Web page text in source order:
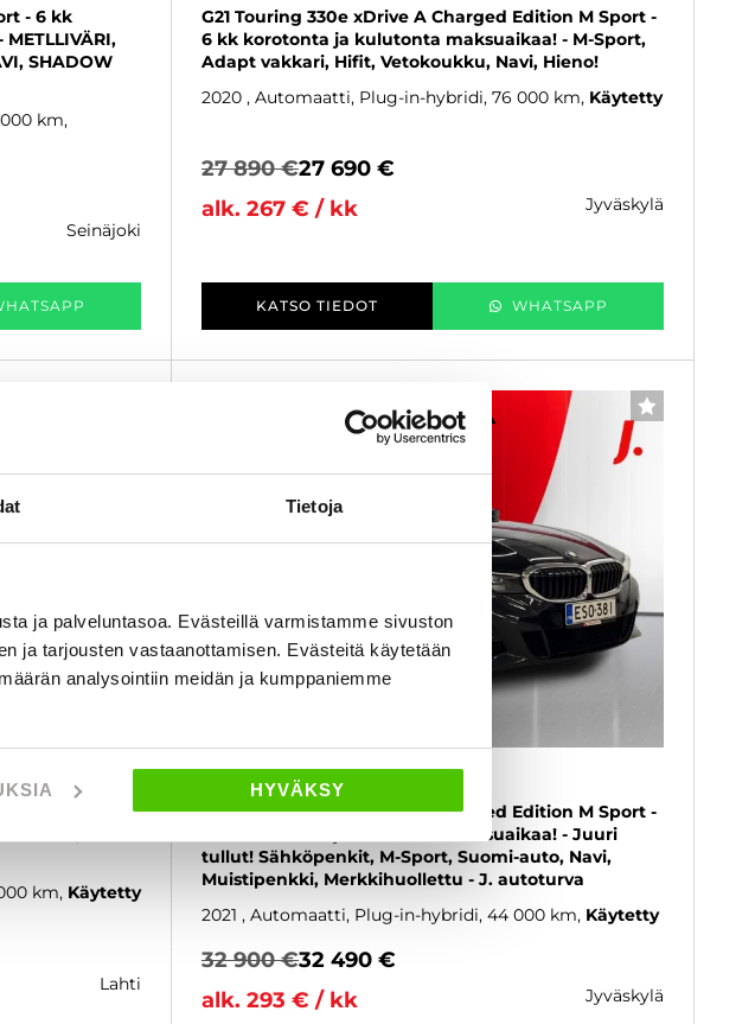
Tietoja
ja palveluntasoa. Evästeillä varmistamme sivuston
ja tarjousten vastaanottamisen. Evästeitä käytetään
analysointiin meidän ja kumppaniemme
HYVÄKSY
- 6 kk
SHADOW
km
seinäjoki
G21 Touring 330e xDrive A Charged Edition M Sport -
6 kk korotonta ja kulutonta maksuaikaa! - M-Sport,
Adapt vakkari, Hifit, Vetokoukku, Navi, Hieno!
2020 , Automaatti, Plug-in-hybridi, 76 000 km Käytetty
27 890 €27 690 €
alk. 267 € / kk
jyväskylä
KATSO TIEDOT WHATSAPP
km Käytetty
lahti
6 kk korotonta ja kulutonta SUOSIKKI
BMW 330
G21 Touring 330e xDrive A Charged Edition M Sport -
6 kk korotonta ja kulutonta maksuaikaa! - Juuri
tullut! Sähköpenkit, M-Sport, Suomi-auto, Navi,
Muistipenkki, Merkkihuollettu - J. autoturva
2021 , Automaatti, Plug-in-hybridi, 44 000 km Käytetty
32 900 €32 490 €
alk. 293 € / kk
jyväskylä